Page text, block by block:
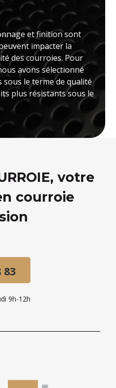
et finition sont
impacter la
des courroies. Pour
avons sélectionné
sous le terme de qualité
plus résistants sous le
votre
courroie
83
9h-12h